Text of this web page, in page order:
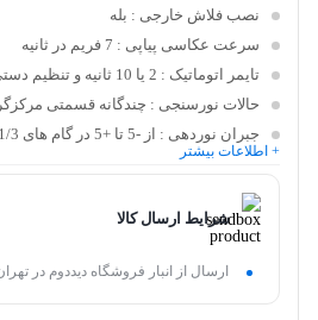
نصب فلاش خارجی : بله
سرعت عکاسی پیاپی : 7 فریم در ثانیه
تایمر اتوماتیک : 2 یا 10 ثانیه و تنظیم دستی
حالات نورسنجی : چندگانه قسمتی
جبران نوردهی : از -5 تا +5 در گام های 1/3 و 1/2
+ اطلاعات بیشتر
شرایط ارسال کالا
ارسال از انبار فروشگاه دیددوم در